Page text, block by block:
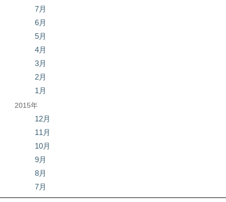
7月
6月
5月
4月
3月
2月
1月
2015年
12月
11月
10月
9月
8月
7月